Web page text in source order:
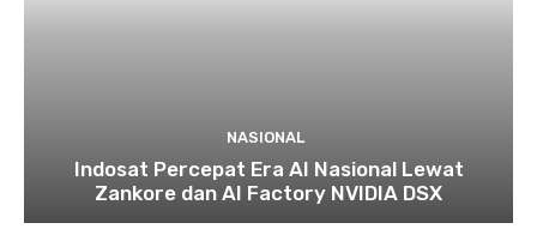
NASIONAL
Indosat Percepat Era AI Nasional Lewat
Zankore dan AI Factory NVIDIA DSX